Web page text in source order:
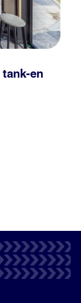
tank-en